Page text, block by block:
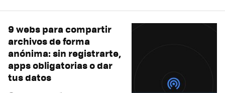
9 webs para compartir
archivos de forma
anónima: sin registrarte,
apps obligatorias o dar
tus datos